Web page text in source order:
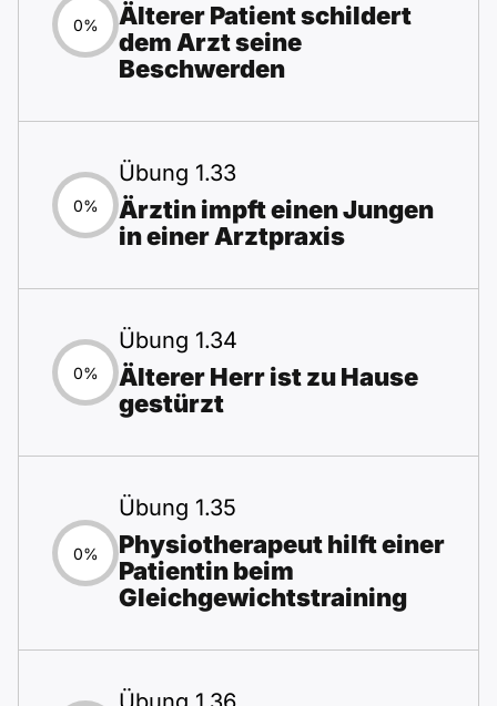
0%
Älterer Patient schildert
dem Arzt seine
Beschwerden
0%
Übung 1.33
Ärztin impft einen Jungen
in einer Arztpraxis
0%
Übung 1.34
Älterer Herr ist zu Hause
gestürzt
0%
Übung 1.35
Physiotherapeut hilft einer
Patientin beim
Gleichgewichtstraining